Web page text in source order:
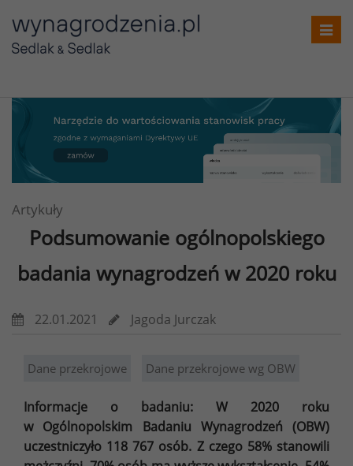
T
a
t
Artykuły
Podsumowanie ogólnopolskiego
badania wynagrodzeń w 2020 roku
22.01.2021 Jagoda Jurczak
Dane przekrojowe Dane przekrojowe wg OBW
Informacje o badaniu: W 2020 roku
w Ogólnopolskim Badaniu Wynagrodzeń (OBW)
uczestniczyło 118 767 osób. Z czego 58% stanowili